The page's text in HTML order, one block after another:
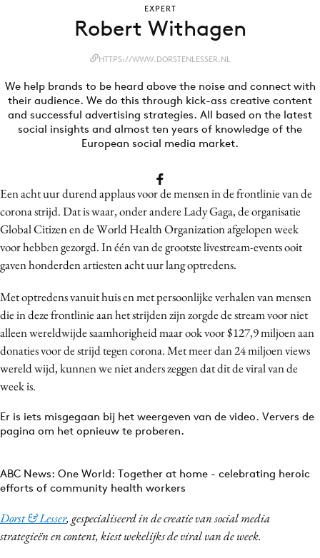
Craft
Customer Experience
Diversiteit
Effectiviteit
Gedragsverandering
Influencer marketing
Interne communicatie
Martech
Media
Merkstrategie
PR
Purpose Marketing
Reputatie & crisis
Een acht uur durend applaus voor de mensen in de frontlinie van de
corona strijd. Dat is waar, onder andere Lady Gaga, de organisatie
Global Citizen en de World Health Organization afgelopen week
voor hebben gezorgd. In één van de grootste livestream-events ooit
gaven honderden artiesten acht uur lang optredens.
Met optredens vanuit huis en met persoonlijke verhalen van mensen
die in deze frontlinie aan het strijden zijn zorgde de stream voor niet
alleen wereldwijde saamhorigheid maar ook voor $127,9 miljoen aan
donaties voor de strijd tegen corona. Met meer dan 24 miljoen views
wereld wijd, kunnen we niet anders zeggen dat dit de viral van de
week is.
Er is iets misgegaan bij het weergeven van de video. Ververs de
pagina om het opnieuw te proberen.
ABC News: One World: Together at home - celebrating heroic
efforts of community health workers
Dorst & Lesser, gespecialiseerd in de creatie van social media
strategieën en content, kiest wekelijks de viral van de week.
EXPERT
Robert Withagen
HTTPS://WWW.DORSTENLESSER.NL
We help brands to be heard above the noise and connect with
their audience. We do this through kick-ass creative content
and successful advertising strategies. All based on the latest
social insights and almost ten years of knowledge of the
European social media market.